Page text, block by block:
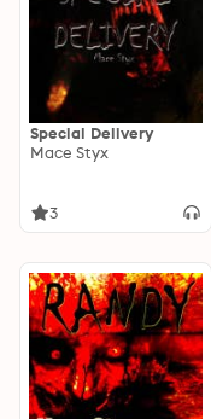
Special Delivery
Mace Styx
3